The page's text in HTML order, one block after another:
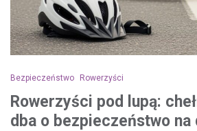
Bezpieczeństwo Rowerzyści
Rowerzyści pod lupą:
dba o bezpieczeństwo na